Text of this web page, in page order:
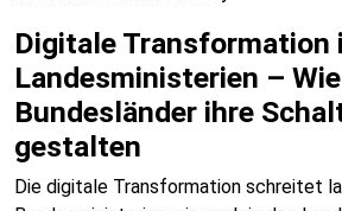
Digitale Transformation
Landesministerien –
Bundesländer ihre
gestalten
Die digitale Transformation schreitet